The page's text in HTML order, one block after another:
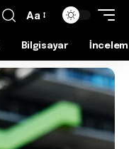
Aa
Bilgisayar